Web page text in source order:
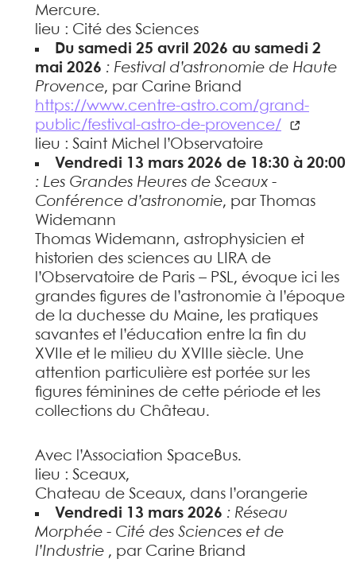
Mercure.
lieu : Cité des Sciences
Du samedi 25 avril 2026 au samedi 2
mai 2026 : Festival d’astronomie de Haute
Provence, par Carine Briand
https://www.centre-astro.com/grand-
public/festival-astro-de-provence/
lieu : Saint Michel l’Observatoire
Vendredi 13 mars 2026 de 18:30 à 20:00
: Les Grandes Heures de Sceaux -
Conférence d’astronomie, par Thomas
Widemann
Thomas Widemann, astrophysicien et
historien des sciences au LIRA de
l’Observatoire de Paris – PSL, évoque ici les
grandes figures de l’astronomie à l’époque
de la duchesse du Maine, les pratiques
savantes et l’éducation entre la fin du
XVIIe et le milieu du XVIIIe siècle. Une
attention particulière est portée sur les
figures féminines de cette période et les
collections du Château.
Avec l’Association SpaceBus.
lieu : Sceaux,
Chateau de Sceaux, dans l’orangerie
Vendredi 13 mars 2026 : Réseau
Morphée - Cité des Sciences et de
l’Industrie , par Carine Briand